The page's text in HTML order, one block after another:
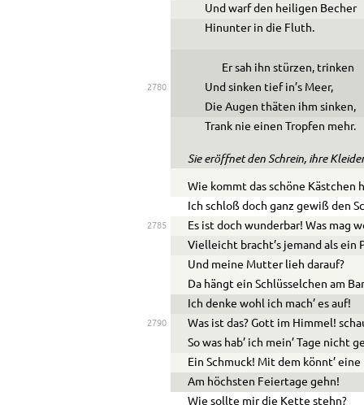
Und warf den heiligen Becher
Hinunter in die Fluth.
Er sah ihn stürzen, trinken
2780
Und sinken tief in’s Meer,
Die Augen thäten ihm sinken,
Trank nie einen Tropfen mehr.
Sie eröffnet den Schrein, ihre
Wie kommt das schöne Kästchen
Ich schloß doch ganz gewiß den
2785
Es ist doch wunderbar! Was mag
Vielleicht bracht’s jemand als ein
Und meine Mutter lieh darauf?
Da hängt ein Schlüsselchen am
Ich denke wohl ich mach’ es auf!
2790
Was ist das? Gott im Himmel!
So was hab’ ich mein’ Tage nicht
Ein Schmuck! Mit dem könnt’
Am höchsten Feiertage gehn!
Wie sollte mir die Kette stehn?